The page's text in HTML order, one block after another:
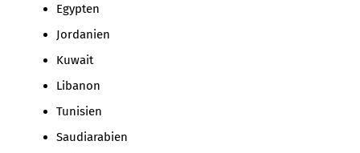
Egypten
Jordanien
Kuwait
Libanon
Tunisien
Saudiarabien